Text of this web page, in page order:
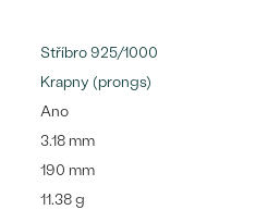
prsteny
Stříbro 925/1000
Krapny (prongs)
Ano
3.18 mm
190 mm
11.38 g